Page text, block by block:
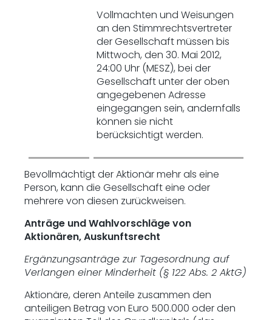
Vollmachten und Weisungen
an den Stimmrechtsvertreter
der Gesellschaft müssen bis
Mittwoch, den 30. Mai 2012,
24:00 Uhr (MESZ), bei der
Gesellschaft unter der oben
angegebenen Adresse
eingegangen sein, andernfalls
können sie nicht
berücksichtigt werden.
Bevollmächtigt der Aktionär mehr als eine
Person, kann die Gesellschaft eine oder
mehrere von diesen zurückweisen.
Anträge und Wahlvorschläge von
Aktionären, Auskunftsrecht
Ergänzungsanträge zur Tagesordnung auf
Verlangen einer Minderheit (§ 122 Abs. 2 AktG)
Aktionäre, deren Anteile zusammen den
anteiligen Betrag von Euro 500.000 oder den